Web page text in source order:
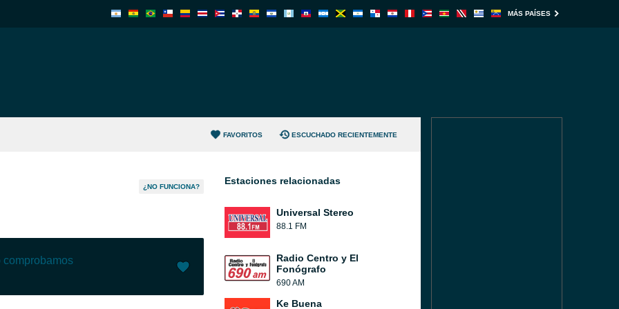
MÁS PAÍSES
FAVORITOS ESCUCHADO RECIENTEMENTE
¿NO FUNCIONA?
comprobamos
Estaciones relacionadas
Universal Stereo
88.1 FM
Radio Centro y El
Fonógrafo
690 AM
Ke Buena